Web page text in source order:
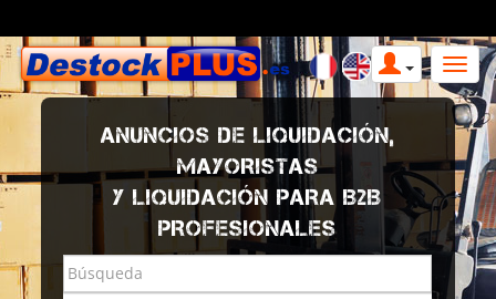
ANUNCIOS DE LIQUIDACIÓN,
MAYORISTAS
Y LIQUIDACIÓN PARA B2B
PROFESIONALES